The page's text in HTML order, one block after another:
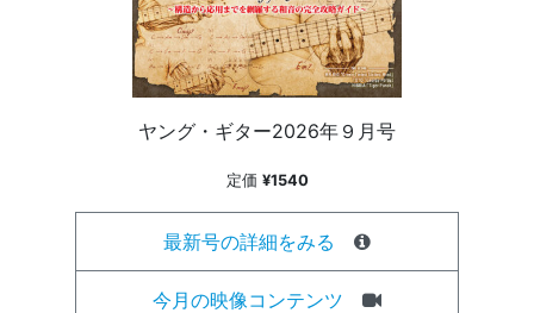
ヤング・ギター2026年９月号
定価 ¥1540
最新号の詳細をみる
今月の映像コンテンツ